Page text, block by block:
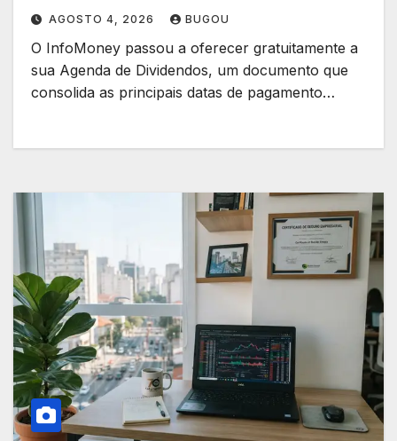
AGOSTO 4, 2026 BUGOU
O InfoMoney passou a oferecer gratuitamente a
sua Agenda de Dividendos, um documento que
consolida as principais datas de pagamento…